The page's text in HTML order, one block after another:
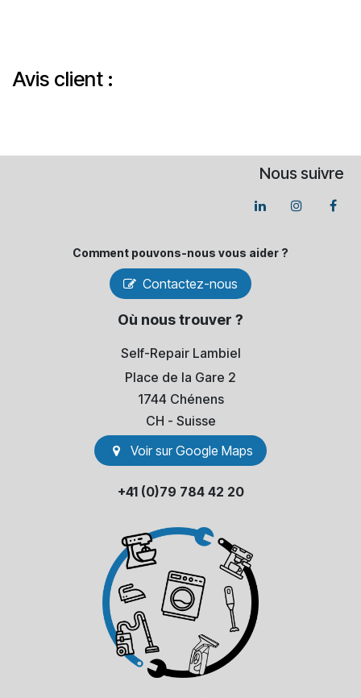
Avis client :
Nous suivre
Comment pouvons-​nous vous aider ?
Contactez-nous
Où nous trouver ?
Self-Repair Lambiel
Place de la Gare 2
1744 Chénens
​CH - Suisse
Voir sur Go​​ogle Maps
+41 (0)79 784 42 20